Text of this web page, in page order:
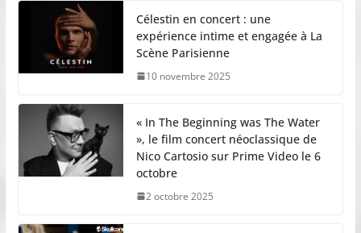
Célestin en concert : une
expérience intime et engagée à La
Scène Parisienne
10 novembre 2025
« In The Beginning was The Water
», le film concert néoclassique de
Nico Cartosio sur Prime Video le 6
octobre
2 octobre 2025